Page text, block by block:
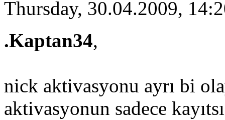
Thursday, 30.04.2009,
.Kaptan34,
nick aktivasyonu ayrı bi
aktivasyonun sadece